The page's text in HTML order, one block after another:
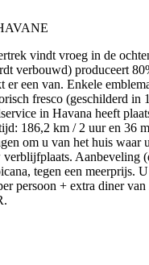
vindt vroeg in de
verbouwd) produceert
een van. Enkele
fresco (geschilderd
in Havana heeft
186,2 km / 2 uur en 36
om u van het huis
Aanbeveling
tegen een meerprijs.
persoon + extra diner